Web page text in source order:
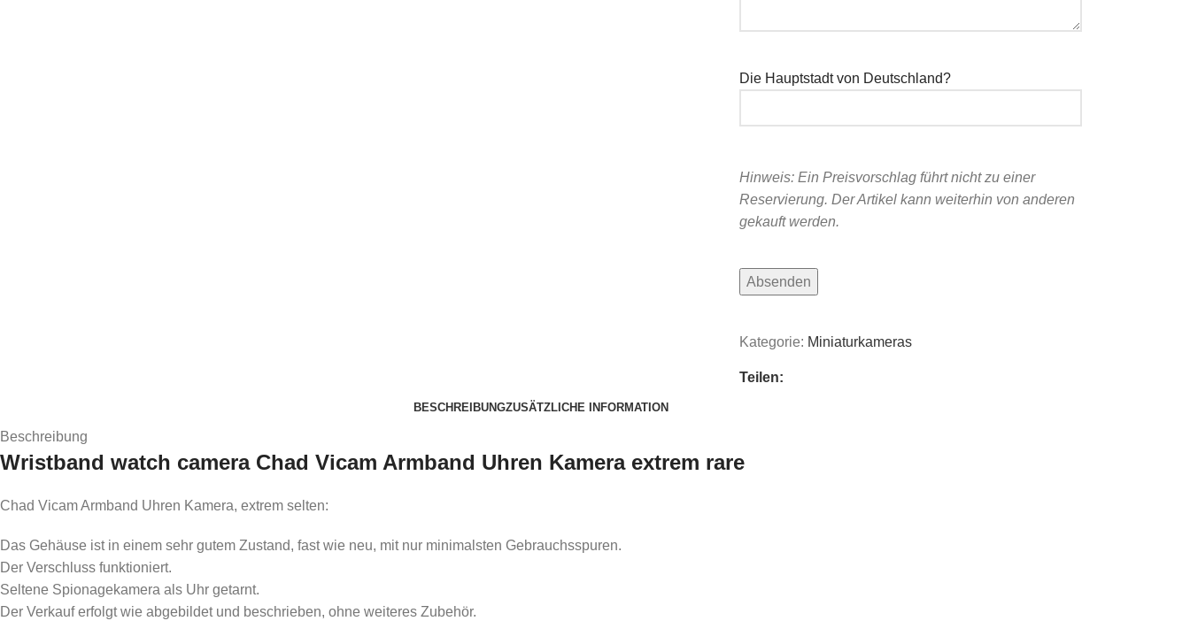
Die Hauptstadt von Deutschland?
Hinweis: Ein Preisvorschlag führt nicht zu einer
Reservierung. Der Artikel kann weiterhin von anderen
gekauft werden.
Kategorie: Miniaturkameras
Teilen:
BESCHREIBUNGZUSÄTZLICHE INFORMATION
Beschreibung
Wristband watch camera Chad Vicam Armband Uhren Kamera extrem rare
Chad Vicam Armband Uhren Kamera, extrem selten:
Das Gehäuse ist in einem sehr gutem Zustand, fast wie neu, mit nur minimalsten Gebrauchsspuren.
Der Verschluss funktioniert.
Seltene Spionagekamera als Uhr getarnt.
Der Verkauf erfolgt wie abgebildet und beschrieben, ohne weiteres Zubehör.